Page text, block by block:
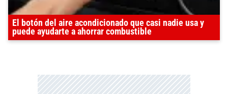
El botón del aire acondicionado que casi nadie usa y
puede ayudarte a ahorrar combustible